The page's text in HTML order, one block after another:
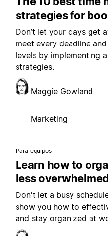
strategies for
Don’t let your days get
meet every deadline
levels by implementing
strategies.
Maggie Gowland
Marketing
Para equipos
Learn how to
less overwhelmed
Don't let a busy
show you how to
and stay organized at